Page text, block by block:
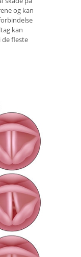
og kan
kan
de fleste